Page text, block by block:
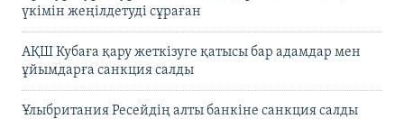
үкімін жеңілдетуді сұраған
АҚШ Кубаға қару жеткізуге қатысы бар адамдар мен
ұйымдарға санкция салды
Ұлыбритания Ресейдің алты банкіне санкция салды